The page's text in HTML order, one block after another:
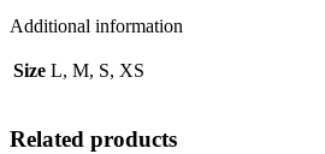
Additional information
Size L, M, S, XS
Related products